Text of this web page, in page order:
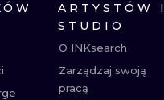
ARTYSTÓW I
STUDIO
O INKsearch
Zarządzaj swoją
pracą